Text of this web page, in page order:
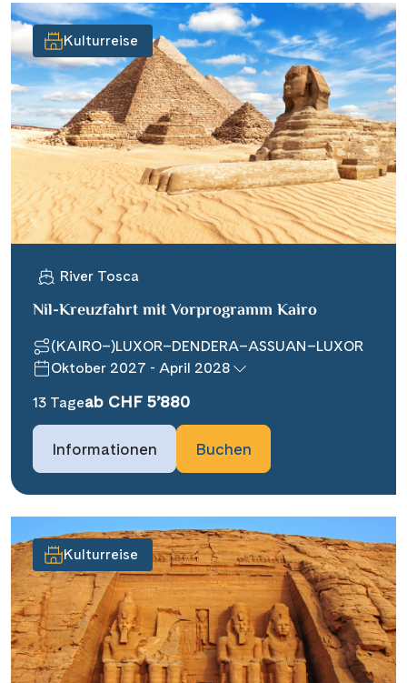
Kulturreise
River Tosca
Nil-Kreuzfahrt mit Vorprogramm Kairo
(KAIRO–)LUXOR–DENDERA–ASSUAN–LUXOR
Oktober 2027 - April 2028
13 Tageab CHF 5’880
Informationen Buchen
Kulturreise